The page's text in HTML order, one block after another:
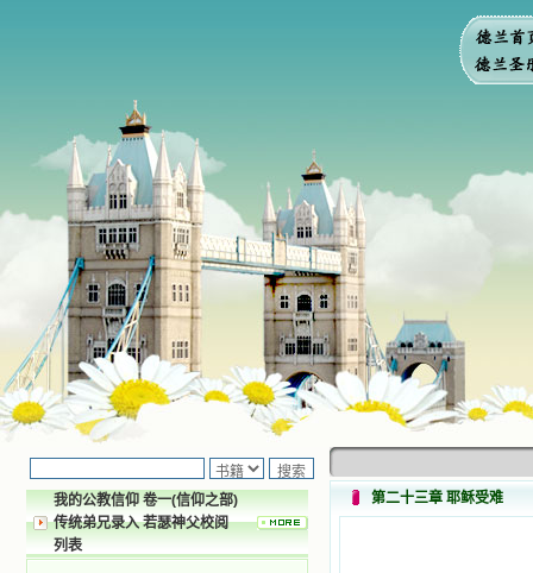
我的公教信仰 卷一(信仰之部)
传统弟兄录入 若瑟神父校阅
列表
第二十三章 耶稣受难